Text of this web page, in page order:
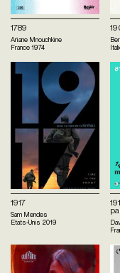
1789
Ariane Mnouchkine
France1974
1917
Sam Mendes
Etats-Unis 2019